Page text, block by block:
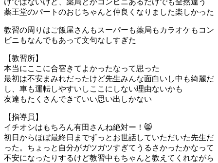
薬王堂のパートのおじちゃんと仲良くなりました楽しかった
教習の周りはご飯屋さんもスーパーも薬局もカラオケもコン
ビニもなんでもあって文句なしすぎた
【教習所】
本当にここに合宿きてよかったなって思った
最初は不安まみれだったけど先生みんな面白いし中も綺麗だ
し、車も運転しやすいしここにしない理由ないかも
友達もたくさんできていい思い出しかない
【指導員】
イチオシはもちろん有田さんね絶対ー！😸
初日からほぼ最終日までずっとお世話していただいた先生だ
った。ちょっと自分がガツガツすぎてうるさかったかなって
不安になったりするけど教習中もちゃんと教えてくれながら